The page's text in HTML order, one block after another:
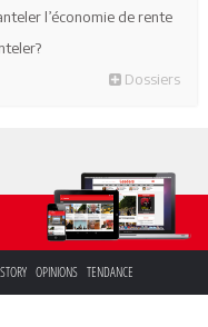
l’économie de rente
Dossiers
OPINIONS TENDANCE